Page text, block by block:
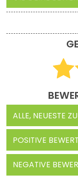
ALLE, NEUESTE
POSITIVE
NEGATIVE